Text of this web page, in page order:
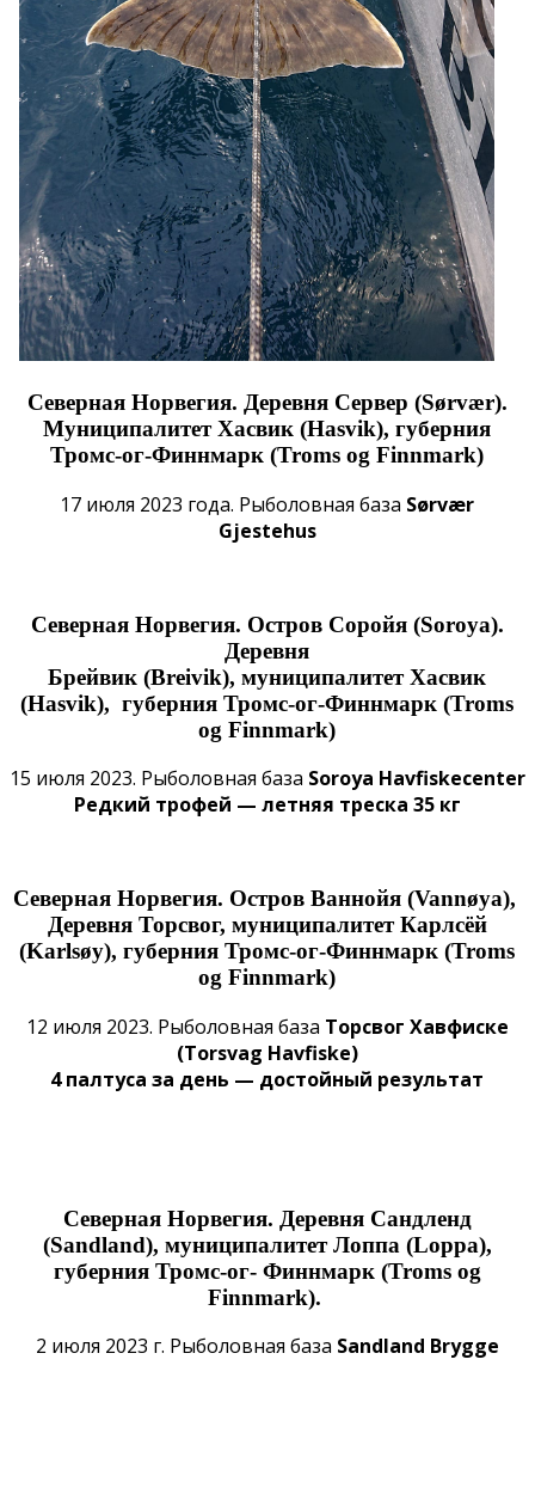
Северная Норвегия. Деревня Сервер (Sørvær).
Муниципалитет Хасвик (Hasvik), губерния
Тромс-ог-Финнмарк (Troms og Finnmark)
17 июля 2023 года. Рыболовная база Sørvær
Gjestehus
Северная Норвегия. Остров Соройя (Soroya).
Деревня
Брейвик (Breivik),муниципалитетХасвик
(Hasvik), губерния Тромс-ог-Финнмарк (Troms
og Finnmark)
15 июля 2023. Рыболовная база Soroya Havfiskecenter
Редкий трофей — летняя треска 35 кг
Северная Норвегия. Остров Ваннойя (Vannøya),
Деревня Торсвог, муниципалитет Карлсёй
(Karlsøy), губерния Тромс-ог-Финнмарк (Troms
og Finnmark)
12 июля 2023. Рыболовная база Торсвог Хавфиске
(Torsvag Havfiske)
4 палтуса за день — достойный результат
Северная Норвегия. Деревня Сандленд
(Sandland), муниципалитет Лоппа (Loppa),
губерния Тромс-ог- Финнмарк (Troms og
Finnmark).
2 июля 2023 г. Рыболовная база Sandland Brygge